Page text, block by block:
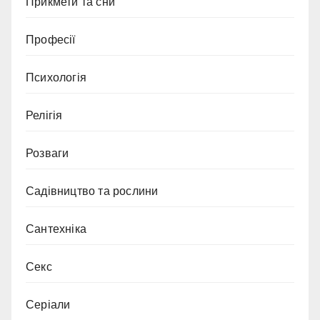
Професії
Психологія
Релігія
Розваги
Садівництво та рослини
Сантехніка
Секс
Серіали